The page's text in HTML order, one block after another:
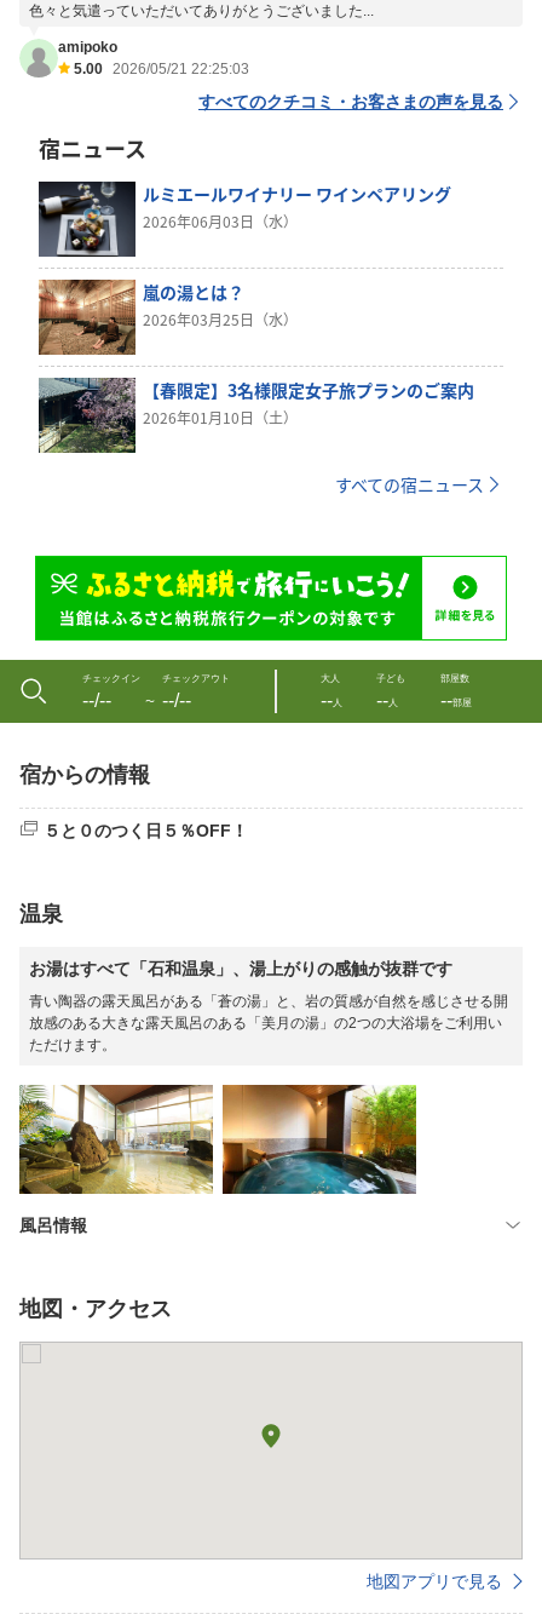
色々と気遣っていただいてありがとうございました...
amipoko
5.00 2026/05/21 22:25:03
すべてのクチコミ・お客さまの声を見る
宿ニュース
ルミエールワイナリー ワインペアリング
2026年06月03日（水）
嵐の湯とは？
2026年03月25日（水）
【春限定】3名様限定女子旅プランのご案内
2026年01月10日（土）
すべての宿ニュース
チェックイン
--/-- 〜
チェックアウト
--/--
大人
--人
子ども
--人
部屋数
--部屋
宿からの情報
５と０のつく日５％OFF！
温泉
お湯はすべて「石和温泉」、湯上がりの感触が抜群です
青い陶器の露天風呂がある「蒼の湯」と、岩の質感が自然を感じさせる開
放感のある大きな露天風呂のある「美月の湯」の2つの大浴場をご利用い
ただけます。
風呂情報
地図・アクセス
地図アプリで見る